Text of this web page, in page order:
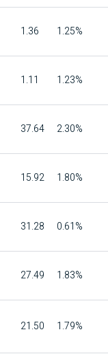
1.36 1.25%
1.11 1.23%
37.64 2.30%
15.92 1.80%
31.28 0.61%
27.49 1.83%
21.50 1.79%